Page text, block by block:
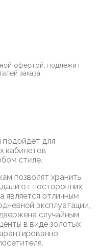
офертой. подлежит
заказа.
для
кабинетов
стиле.
позволят хранить
от посторонних
является отличным
эксплуатации,
случайным
в виде золотых